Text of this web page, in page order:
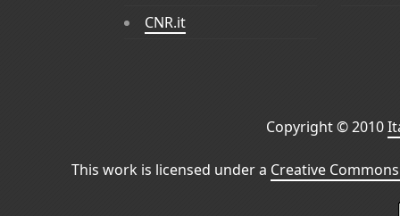
CNR.it
Copyright © 2010
This work is licensed under a Creative